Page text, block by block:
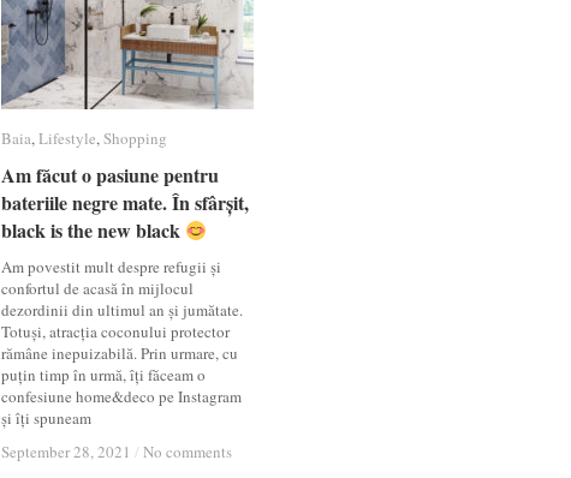
Baia,Lifestyle,Shopping
Am făcut o pasiune pentru
bateriile negre mate. În sfârșit,
black is the new black
Am povestit mult despre refugii și
confortul de acasă în mijlocul
dezordinii din ultimul an și jumătate.
Totuși, atracția coconului protector
rămâne inepuizabilă. Prin urmare, cu
puțin timp în urmă, îți făceam o
confesiune home&deco pe Instagram
și îți spuneam
September 28, 2021 / No comments
Baia Lifestyle Shopping
Am făcut o pasiune pentru
bateriile negre mate. În sfârșit,
black is the new black
September 28, 2021 / No comments